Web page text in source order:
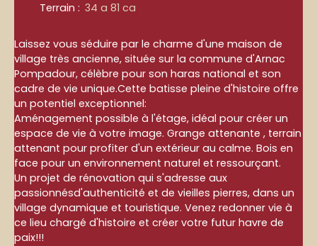
Terrain : 34 a 81 ca
Laissez vous séduire par le charme d'une maison de
village très ancienne, située sur la commune d'Arnac
Pompadour, célèbre pour son haras national et son
cadre de vie unique.Cette batisse pleine d'histoire offre
un potentiel exceptionnel:
Aménagement possible à l'étage, idéal pour créer un
espace de vie à votre image. Grange attenante , terrain
attenant pour profiter d'un extérieur au calme. Bois en
face pour un environnement naturel et ressourçant.
Un projet de rénovation qui s'adresse aux
passionnésd'authenticité et de vieilles pierres, dans un
village dynamique et touristique. Venez redonner vie à
ce lieu chargé d'histoire et créer votre futur havre de
paix!!!